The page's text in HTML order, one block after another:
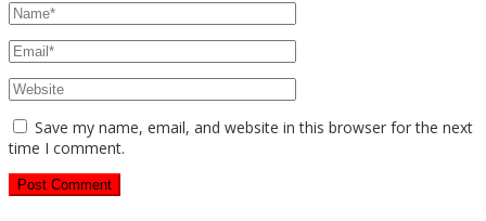
Save my name, email, and website in this browser for the next
time I comment.